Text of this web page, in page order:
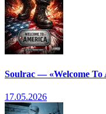
Soulrac — «Welcome To
17.05.2026